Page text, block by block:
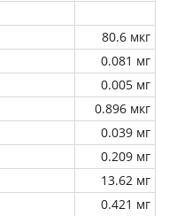
80.6 мкг
0.081 мг
0.005 мг
0.896 мкг
0.039 мг
0.209 мг
13.62 мг
0.421 мг